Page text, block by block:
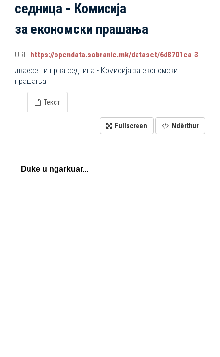
седница - Комисија
за економски прашања
URL: https://opendata.sobranie.mk/dataset/6d8701ea-3a42-465d-8f88-639bc6dc1a8e/resource/f1e49933-bc6a-4de1-a32f-cb408ba884c5/download/komisiski_sednici.json
дваесет и прва седница - Комисија за економски
прашања
Текст
Fullscreen Ndërthur